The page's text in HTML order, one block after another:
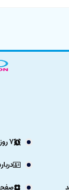
7 روز بازگشت کالا